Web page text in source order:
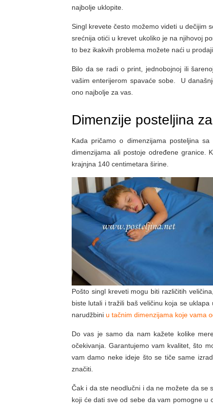
najbolje uklopite.
Singl krevete često možemo videti u dečijim
srećnija otići u krevet ukoliko je na njihovoj
to bez ikakvih problema možete naći u prodaji.
Bilo da se radi o print, jednobojnoj ili
vašim enterijerom spavaće sobe. U
ono najbolje za vas.
Dimenzije posteljina
Kada pričamo o dimenzijama posteljina
dimenzijama ali postoje određene granice.
krajnjna 140 centimetara širine.
Pošto singl kreveti mogu biti različitih
biste lutali i tražili baš veličinu koja se
narudžbini u tačnim dimenzijama koje vama
Do vas je samo da nam kažete kolike
očekivanja. Garantujemo vam kvalitet, što
vam damo neke ideje što se tiče same
značiti.
Čak i da ste neodlučni i da ne možete da se
koji će dati sve od sebe da vam pomogne u